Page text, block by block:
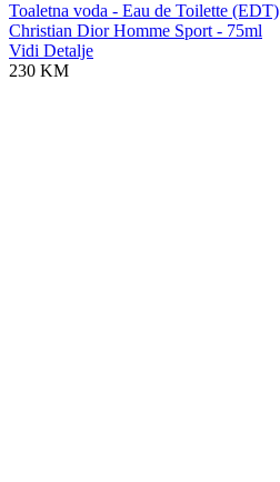
Toaletna voda - Eau de Toilette (EDT)
Christian Dior Homme Sport - 75ml
Vidi Detalje
230 KM